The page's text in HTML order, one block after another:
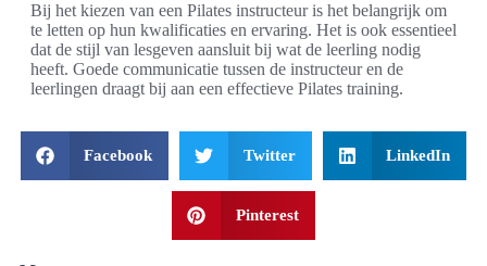
Bij het kiezen van een Pilates instructeur is het belangrijk om
te letten op hun kwalificaties en ervaring. Het is ook essentieel
dat de stijl van lesgeven aansluit bij wat de leerling nodig
heeft. Goede communicatie tussen de instructeur en de
leerlingen draagt bij aan een effectieve Pilates training.
Facebook Twitter LinkedIn
Pinterest